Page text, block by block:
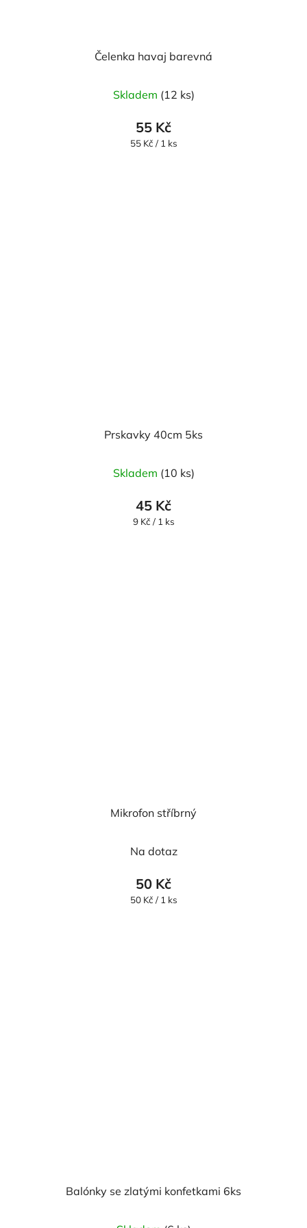
Čelenka havaj barevná
Skladem (12 ks)
55 Kč
Měrná
55 Kč / 1 ks
Prskavky 40cm 5ks
Skladem (10 ks)
45 Kč
Měrná
9 Kč / 1 ks
Mikrofon stříbrný
Na dotaz
50 Kč
Měrná
50 Kč / 1 ks
Balónky se zlatými konfetkami 6ks